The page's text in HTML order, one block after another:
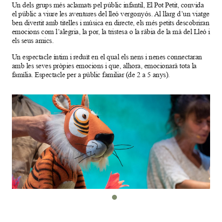
Un dels grups més aclamats pel públic infantil, El Pot Petit, convida
el públic a viure les aventures del lleó vergonyós. Al llarg d’un viatge
ben divertit amb titelles i música en directe, els més petits descobriran
emocions com l’alegria, la por, la tristesa o la ràbia de la mà del Lleó i
els seus amics.
Un espectacle íntim i reduït en el qual els nens i nenes connectaran
amb les seves pròpies emocions i que, alhora, emocionarà tota la
família. Espectacle per a públic familiar (de 2 a 5 anys).